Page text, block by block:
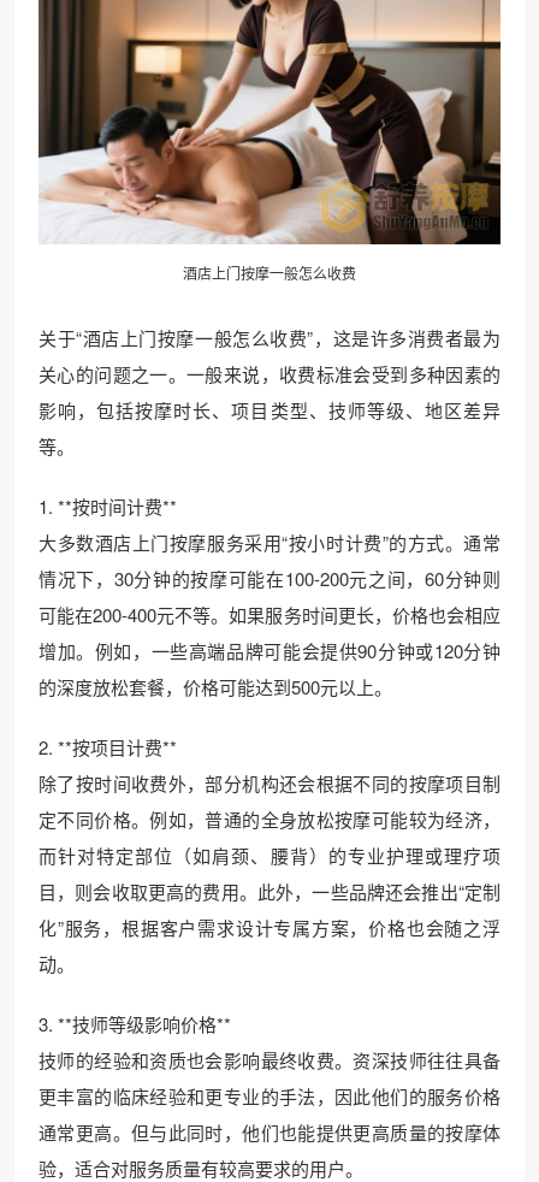
酒店上门按摩一般怎么收费
关于“酒店上门按摩一般怎么收费”，这是许多消费者最为
关心的问题之一。一般来说，收费标准会受到多种因素的
影响，包括按摩时长、项目类型、技师等级、地区差异
等。
1. **按时间计费**
大多数酒店上门按摩服务采用“按小时计费”的方式。通常
情况下，30分钟的按摩可能在100-200元之间，60分钟则
可能在200-400元不等。如果服务时间更长，价格也会相应
增加。例如，一些高端品牌可能会提供90分钟或120分钟
的深度放松套餐，价格可能达到500元以上。
2. **按项目计费**
除了按时间收费外，部分机构还会根据不同的按摩项目制
定不同价格。例如，普通的全身放松按摩可能较为经济，
而针对特定部位（如肩颈、腰背）的专业护理或理疗项
目，则会收取更高的费用。此外，一些品牌还会推出“定制
化”服务，根据客户需求设计专属方案，价格也会随之浮
动。
3. **技师等级影响价格**
技师的经验和资质也会影响最终收费。资深技师往往具备
更丰富的临床经验和更专业的手法，因此他们的服务价格
通常更高。但与此同时，他们也能提供更高质量的按摩体
验，适合对服务质量有较高要求的用户。